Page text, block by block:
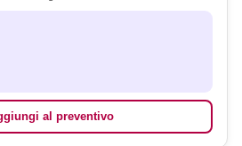
al preventivo